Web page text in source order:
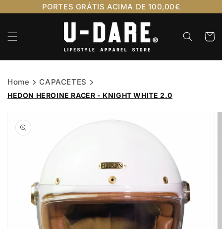
PORTES GRÁTIS ACIMA DE 100,00€
Home CAPACETES
HEDON HEROINE RACER - KNIGHT WHITE 2.0
informação
do produto
Abrir